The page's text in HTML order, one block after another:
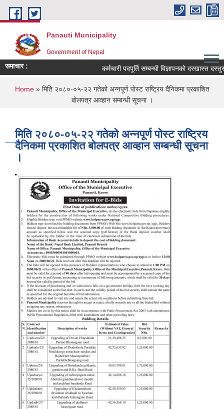
Skip to main content
Panauti Municipality
Government of Nepal
समाचार : कर्मचारी पदपूर्ति सम्बन्धी विज्ञापनको दरखास्त दस्तुर
You are here
Home» मिति २०८०-०५-२२ गतेको अन्नपूर्ण पाेस्ट राष्ट्रिय दैनिकमा प्रकाशित
बोलपत्र आव्हान सम्बन्धी सूचना ।
मिति २०८०-०५-२२ गतेको अन्नपूर्ण पाेस्ट राष्ट्रिय
दैनिकमा प्रकाशित बोलपत्र आव्हान सम्बन्धी सूचना
।